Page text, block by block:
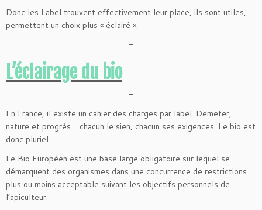
Donc les Label trouvent effectivement leur place, ils sont utiles,
permettent un choix plus « éclairé ».
–
L’éclairage du bio
–
En France, il existe un cahier des charges par label. Demeter,
nature et progrès… chacun le sien, chacun ses exigences. Le bio est
donc pluriel.
Le Bio Européen est une base large obligatoire sur lequel se
démarquent des organismes dans une concurrence de restrictions
plus ou moins acceptable suivant les objectifs personnels de
l’apiculteur.